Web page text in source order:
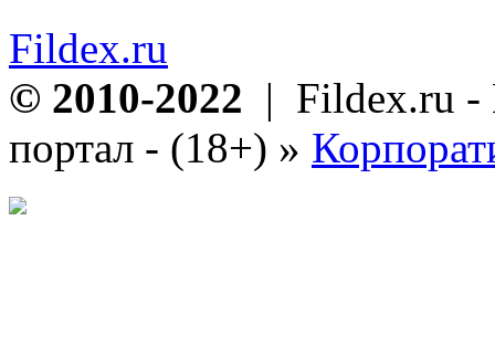
Fildex.ru
© 2010-2022 | Fildex.ru -
портал - (18+) »